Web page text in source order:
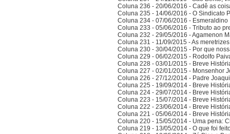
Coluna 236 - 20/06/2016 - Cadê as
Coluna 235 - 14/06/2016 - O Sindicato
Coluna 234 - 07/06/2016 -
Coluna 233 - 05/06/2016 - Tributo ao
Coluna 232 - 29/05/2016 - Agamenon
Coluna 231 - 11/09/2015 - As
Coluna 230 - 30/04/2015 - Por que
Coluna 229 - 06/02/2015 - Rodolfo
Coluna 228 - 03/01/2015 - Breve
Coluna 227 - 02/01/2015 - Monsenhor
Coluna 226 - 27/12/2014 - Padre
Coluna 225 - 19/09/2014 - Breve
Coluna 224 - 29/07/2014 - Breve
Coluna 223 - 15/07/2014 - Breve
Coluna 222 - 23/06/2014 - Breve
Coluna 221 - 05/06/2014 - Breve
Coluna 220 - 15/05/2014 - Uma pena:
Coluna 219 - 13/05/2014 - O que foi